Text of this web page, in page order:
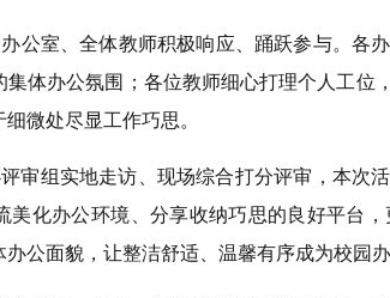
室、全体教师积极响应、踊跃参与。各
体办公氛围；各位教师细心打理个人工
微处尽显工作巧思。
组实地走访、现场综合打分评审，本次
美化办公环境、分享收纳巧思的良好平台
公面貌，让整洁舒适、温馨有序成为校园